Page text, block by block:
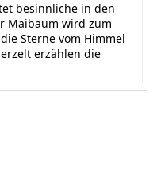
besinnliche in den
Maibaum wird zum
Sterne vom Himmel
erzählen die